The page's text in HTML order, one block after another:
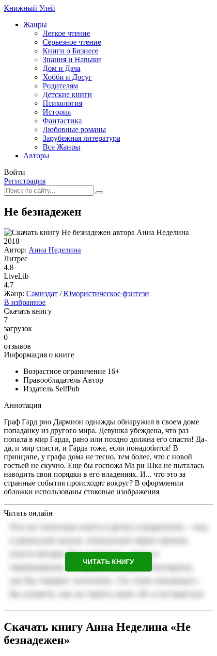
Книжный Улей
Жанры
Легкое чтение
Серьезное чтение
Книги о Бизнесе
Знания и Навыки
Дом и Дача
Хобби и Досуг
Родителям
Детские книги
Психология
История
Фантастика
Любовные романы
Зарубежная литература
Все Жанры
Авторы
Войти
Регистрация
Не безнадежен
2018
Автор: Анна Неделина
Литрес
4.8
LiveLib
4.7
Жанр: Самиздат /Юмористическое фэнтези
В избранное
Скачать книгу
7
загрузок
0
отзывов
Информация о книге
Возрастное ограничение 16+
Правообладатель Автор
Издатель SelfPub
Аннотация
Граф Гард рио Дармион однажды обнаружил в своем доме
попаданку из другого мира. Девушка убеждена, что раз
попала в мир Гарда, рано или поздно должна его спасти! Да-
да, и мир спасти, и Гарда тоже, если понадобится! В
принципе, у графа дома не тесно, тем более, что с новой
гостьей не скучно. Еще бы госпожа Ма ри Шка не пыталась
наводить свои порядки в его владениях. И... что это за
странные события происходят вокруг? В оформлении
обложки использованы стоковые изображения
Читать онлайн
ЧИТАТЬ КНИГУ
Скачать книгу Анна Неделина «Не
безнадежен»